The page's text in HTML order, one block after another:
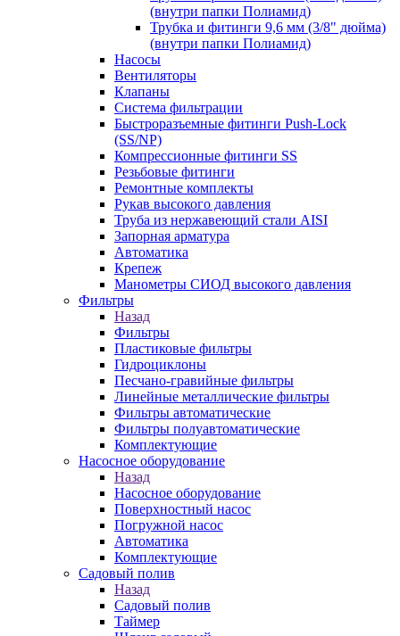
(внутри папки Полиамид)
Трубка и фитинги 9,6 мм (3/8" дюйма)
(внутри папки Полиамид)
Насосы
Вентиляторы
Клапаны
Система фильтрации
Быстроразъемные фитинги Push-Lock
(SS/NP)
Компрессионные фитинги SS
Резьбовые фитинги
Ремонтные комплекты
Рукав высокого давления
Труба из нержавеющий стали AISI
Запорная арматура
Автоматика
Крепеж
Манометры СИОД высокого давления
Фильтры
Назад
Фильтры
Пластиковые фильтры
Гидроциклоны
Песчано-гравийные фильтры
Линейные металлические фильтры
Фильтры автоматические
Фильтры полуавтоматические
Комплектующие
Насосное оборудование
Назад
Насосное оборудование
Поверхностный насос
Погружной насос
Автоматика
Комплектующие
Садовый полив
Назад
Садовый полив
Таймер